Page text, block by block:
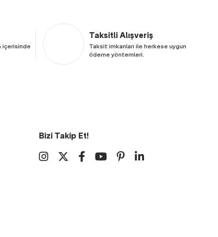
içerisinde
Taksitli Alışveriş
Taksit imkanları ile herkese uygun
ödeme yöntemleri.
Bizi Takip Et!